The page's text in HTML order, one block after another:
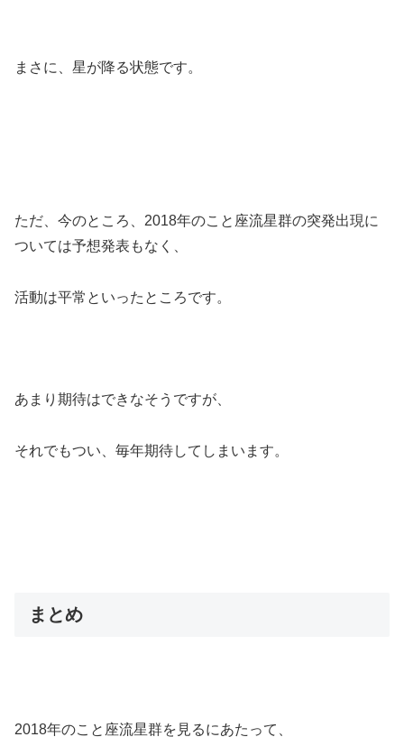
まさに、星が降る状態です。
ただ、今のところ、2018年のこと座流星群の突発出現に
ついては予想発表もなく、
活動は平常といったところです。
あまり期待はできなそうですが、
それでもつい、毎年期待してしまいます。
まとめ
2018年のこと座流星群を見るにあたって、